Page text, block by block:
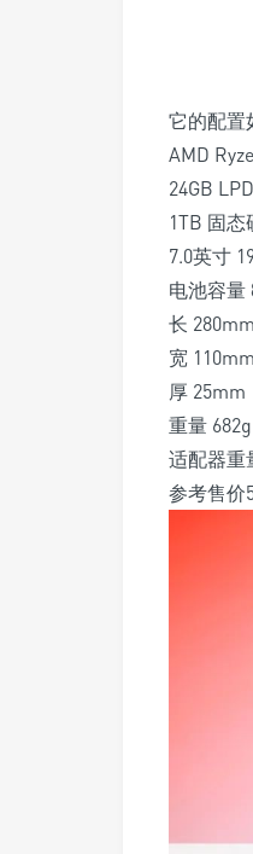
它的配置
AMD
24GB
1TB 固态
7.0英寸
电池容量
长 280mm
宽 110mm
厚 25mm
重量 682g
适配器重
参考售价